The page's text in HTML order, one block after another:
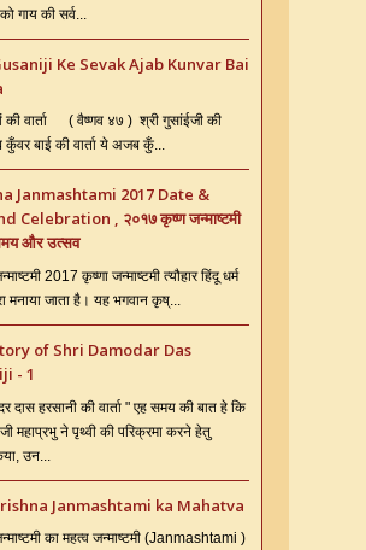
गाय की सर्व...
Ke Sevak Ajab Kunvar Bai
की वार्ता ( वैष्णव ४७ ) श्री गुसांईजी की
बाई की वार्ता ये अजब कुँ...
Janmashtami 2017 Date &
Celebration , २०१७ कृष्ण जन्माष्टमी
और उत्सव
2017 कृष्णा जन्माष्टमी त्यौहार हिंदू धर्म
मनाया जाता है। यह भगवान कृष्...
of Shri Damodar Das
- 1
दास हरसानी की वार्ता " एह समय की बात हे कि
महाप्रभु ने पृथ्वी की परिक्रमा करने हेतु
उन...
Janmashtami ka Mahatva
का महत्व जन्माष्टमी (Janmashtami )